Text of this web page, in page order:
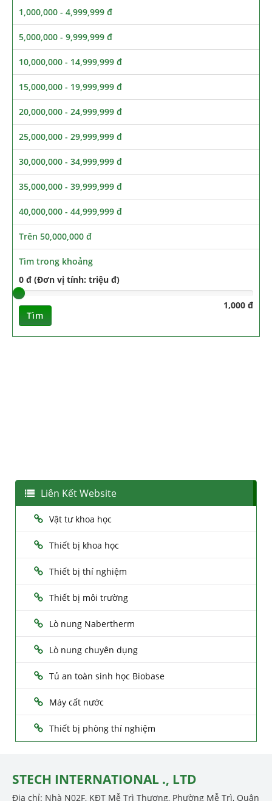
1,000,000 - 4,999,999 đ
5,000,000 - 9,999,999 đ
10,000,000 - 14,999,999 đ
15,000,000 - 19,999,999 đ
20,000,000 - 24,999,999 đ
25,000,000 - 29,999,999 đ
30,000,000 - 34,999,999 đ
35,000,000 - 39,999,999 đ
40,000,000 - 44,999,999 đ
Trên 50,000,000 đ
Tìm trong khoảng
0 đ (Đơn vị tính: triệu đ)
1,000 đ
Tìm
Liên Kết Website
Vật tư khoa học
Thiết bị khoa học
Thiết bị thí nghiệm
Thiết bị môi trường
Lò nung Nabertherm
Lò nung chuyên dụng
Tủ an toàn sinh học Biobase
Máy cất nước
Thiết bị phòng thí nghiệm
STECH INTERNATIONAL ., LTD
Địa chỉ: Nhà N02F, KĐT Mễ Trì Thượng, Phường Mễ Trì, Quận